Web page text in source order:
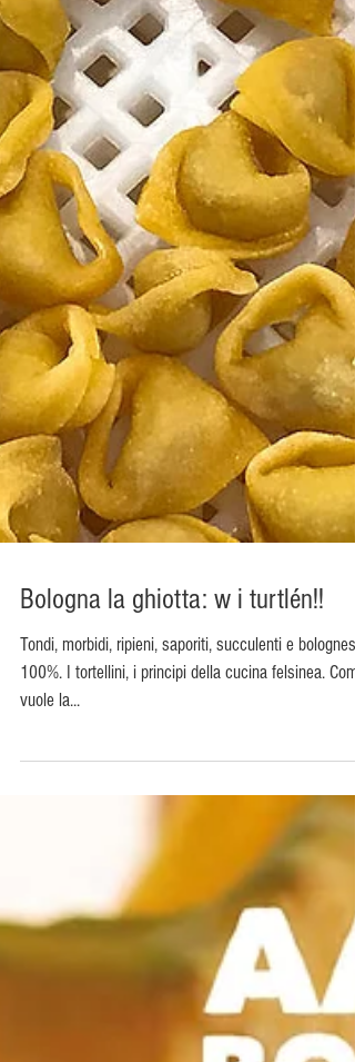
Bologna la ghiotta: w i turtlén!!
Tondi, morbidi, ripieni, saporiti, succulenti e bolognesi